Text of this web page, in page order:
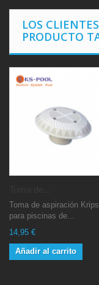
LOS
PRODUCTO
Toma de aspiración
para piscinas de...
14,95 €
Añadir al carrito